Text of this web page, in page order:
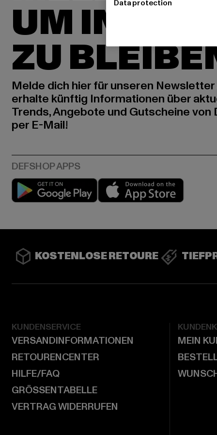
UM
ZU
Melde dich hier für unseren Newsletter
erhalte künftig Informationen über
Trends, Angebote und Gutscheine von
per E-Mail!
Play market
KOSTENLOSE RETOURE
KUNDENSERVICE
VERSANDINFORMATIONEN
RETOURENCENTER
HILFE/FAQ
GRÖSSENTABELLE
VERTRAG WIDERRUFEN
MEIN
Data protection